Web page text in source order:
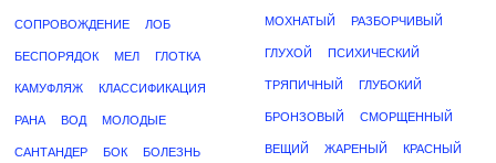
СОПРОВОЖДЕНИЕ ЛОБ
БЕСПОРЯДОК МЕЛ ГЛОТКА
КАМУФЛЯЖ КЛАССИФИКАЦИЯ
РАНА ВОД МОЛОДЫЕ
САНТАНДЕР БОК БОЛЕЗНЬ
МОХНАТЫЙ РАЗБОРЧИВЫЙ
ГЛУХОЙ ПСИХИЧЕСКИЙ
ТРЯПИЧНЫЙ ГЛУБОКИЙ
БРОНЗОВЫЙ СМОРЩЕННЫЙ
ВЕЩИЙ ЖАРЕНЫЙ КРАСНЫЙ